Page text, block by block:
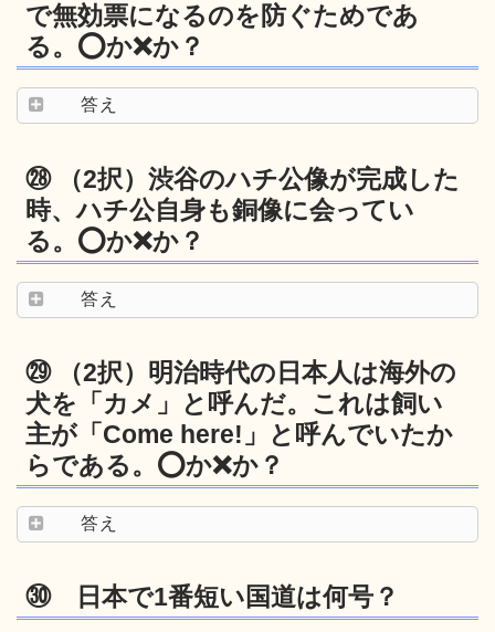
で無効票になるのを防ぐためであ
る。⭕️か❌か？
答え
㉘ （2択）渋谷のハチ公像が完成した
時、ハチ公自身も銅像に会ってい
る。⭕️か❌か？
答え
㉙ （2択）明治時代の日本人は海外の
犬を「カメ」と呼んだ。これは飼い
主が「Come here!」と呼んでいたか
らである。⭕️か❌か？
答え
㉚ 日本で1番短い国道は何号？